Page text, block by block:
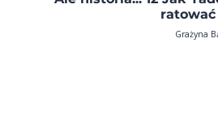
Grażyna